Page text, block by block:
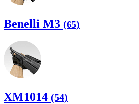
Benelli M3 (65)
XM1014 (54)